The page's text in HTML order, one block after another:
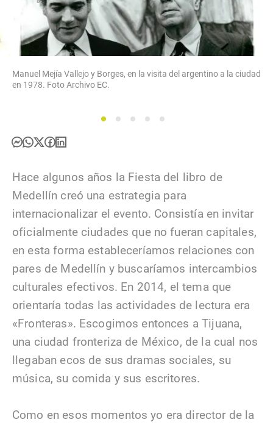
Manuel Mejía Vallejo y Borges, en la visita del argentino a la ciudad
en 1978. Foto Archivo EC.
1 2 3 4 5
Hace algunos años la Fiesta del libro de
Medellín creó una estrategia para
internacionalizar el evento. Consistía en invitar
oficialmente ciudades que no fueran capitales,
en esta forma estableceríamos relaciones con
pares de Medellín y buscaríamos intercambios
culturales efectivos. En 2014, el tema que
orientaría todas las actividades de lectura era
«Fronteras». Escogimos entonces a Tijuana,
una ciudad fronteriza de México, de la cual nos
llegaban ecos de sus dramas sociales, su
música, su comida y sus escritores.
Como en esos momentos yo era director de la